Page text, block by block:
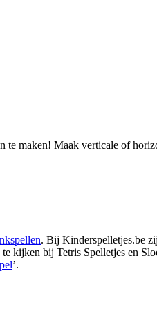
te maken! Maak verticale of
. Bij Kinderspelletjes.be
kijken bij Tetris Spelletjes en
’.